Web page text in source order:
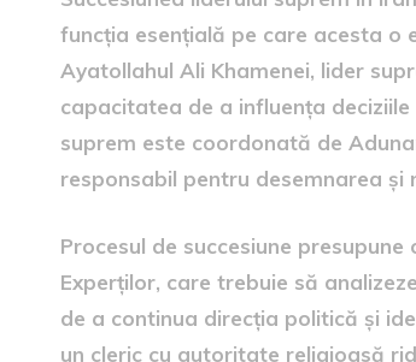
funcția esențială pe care acesta o
Ayatollahul Ali Khamenei, lider
capacitatea de a influența
suprem este coordonată de
responsabil pentru desemnarea și
Procesul de succesiune
Experților, care trebuie să
de a continua direcția politică și
un cleric cu autoritate religioasă